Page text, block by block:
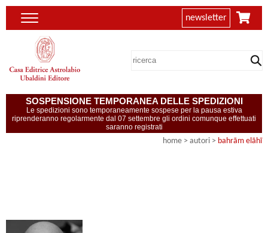
newsletter
SOSPENSIONE TEMPORANEA DELLE SPEDIZIONI
Le spedizioni sono temporaneamente sospese per la pausa estiva
riprenderanno regolarmente dal 07 settembre gli ordini comunque effettuati
saranno registrati
home > autori > bahrām elāhī